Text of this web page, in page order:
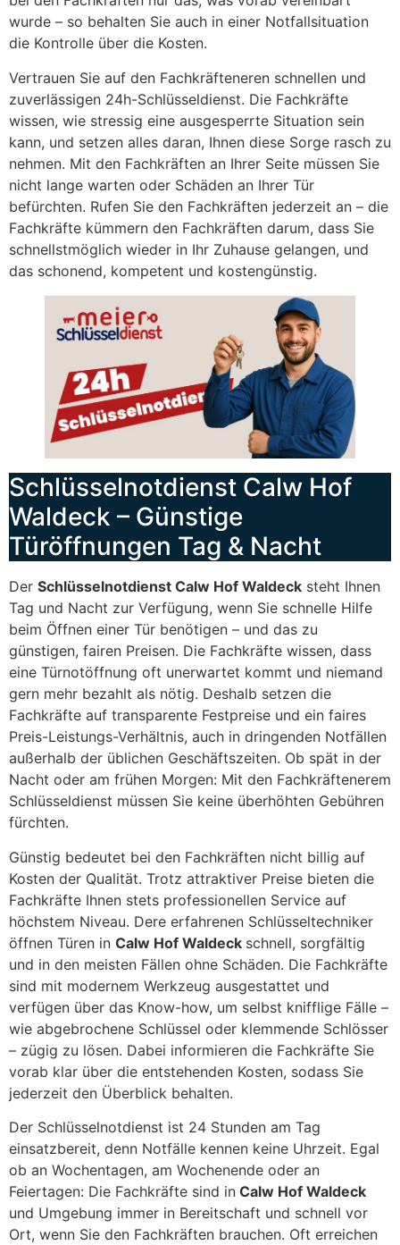
wurde – so behalten Sie auch in einer Notfallsituation
die Kontrolle über die Kosten.
Vertrauen Sie auf den Fachkräfteneren schnellen und
zuverlässigen 24h-Schlüsseldienst. Die Fachkräfte
wissen, wie stressig eine ausgesperrte Situation sein
kann, und setzen alles daran, Ihnen diese Sorge rasch zu
nehmen. Mit den Fachkräften an Ihrer Seite müssen Sie
nicht lange warten oder Schäden an Ihrer Tür
befürchten. Rufen Sie den Fachkräften jederzeit an – die
Fachkräfte kümmern den Fachkräften darum, dass Sie
schnellstmöglich wieder in Ihr Zuhause gelangen, und
das schonend, kompetent und kostengünstig.
Schlüsselnotdienst Calw Hof
Waldeck – Günstige
Türöffnungen Tag & Nacht
Der Schlüsselnotdienst Calw Hof Waldeck steht Ihnen
Tag und Nacht zur Verfügung, wenn Sie schnelle Hilfe
beim Öffnen einer Tür benötigen – und das zu
günstigen, fairen Preisen. Die Fachkräfte wissen, dass
eine Türnotöffnung oft unerwartet kommt und niemand
gern mehr bezahlt als nötig. Deshalb setzen die
Fachkräfte auf transparente Festpreise und ein faires
Preis-Leistungs-Verhältnis, auch in dringenden Notfällen
außerhalb der üblichen Geschäftszeiten. Ob spät in der
Nacht oder am frühen Morgen: Mit den Fachkräftenerem
Schlüsseldienst müssen Sie keine überhöhten Gebühren
fürchten.
Günstig bedeutet bei den Fachkräften nicht billig auf
Kosten der Qualität. Trotz attraktiver Preise bieten die
Fachkräfte Ihnen stets professionellen Service auf
höchstem Niveau. Dere erfahrenen Schlüsseltechniker
öffnen Türen in Calw Hof Waldeck schnell, sorgfältig
und in den meisten Fällen ohne Schäden. Die Fachkräfte
sind mit modernem Werkzeug ausgestattet und
verfügen über das Know-how, um selbst knifflige Fälle –
wie abgebrochene Schlüssel oder klemmende Schlösser
– zügig zu lösen. Dabei informieren die Fachkräfte Sie
vorab klar über die entstehenden Kosten, sodass Sie
jederzeit den Überblick behalten.
Der Schlüsselnotdienst ist 24 Stunden am Tag
einsatzbereit, denn Notfälle kennen keine Uhrzeit. Egal
ob an Wochentagen, am Wochenende oder an
Feiertagen: Die Fachkräfte sind in Calw Hof Waldeck
und Umgebung immer in Bereitschaft und schnell vor
Ort, wenn Sie den Fachkräften brauchen. Oft erreichen